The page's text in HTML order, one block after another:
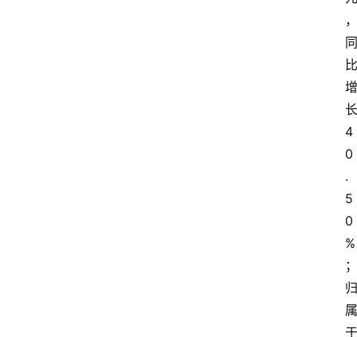
，
同
比
增
长
4
0
.
5
0
%
；
归
属
于